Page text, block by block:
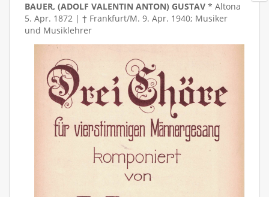
BAUER, (ADOLF VALENTIN ANTON) GUSTAV * Altona
5. Apr. 1872 | † Frankfurt/M. 9. Apr. 1940; Musiker
und Musiklehrer